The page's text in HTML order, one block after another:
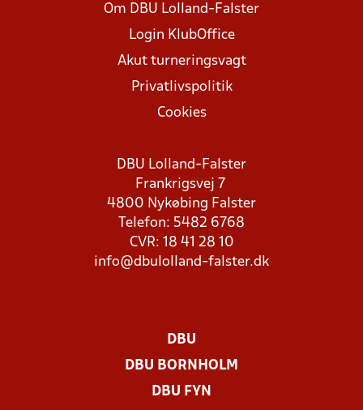
Om DBU Lolland-Falster
Login KlubOffice
Akut turneringsvagt
Privatlivspolitik
Cookies
DBU Lolland-Falster
Frankrigsvej 7
4800 Nykøbing Falster
Telefon: 5482 6768
CVR: 18 41 28 10
info@dbulolland-falster.dk
DBU
DBU BORNHOLM
DBU FYN